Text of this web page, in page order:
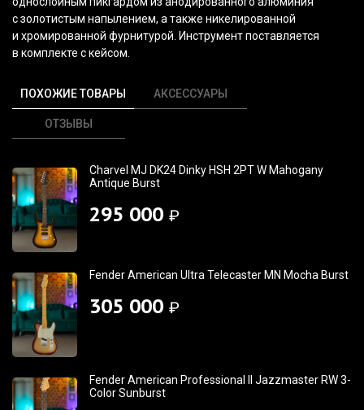
с золотистым напылением, а также никелированной
и хромированной фурнитурой. Инструмент поставляется
в комплекте с кейсом.
ПОХОЖИЕ ТОВАРЫ АКСЕССУАРЫ
ОТЗЫВЫ
Charvel MJ DK24 Dinky HSH 2PT W Mahogany
Antique Burst
295 000 ₽
Fender American Ultra Telecaster MN Mocha Burst
305 000 ₽
Fender American Professional II Jazzmaster RW 3-
Color Sunburst